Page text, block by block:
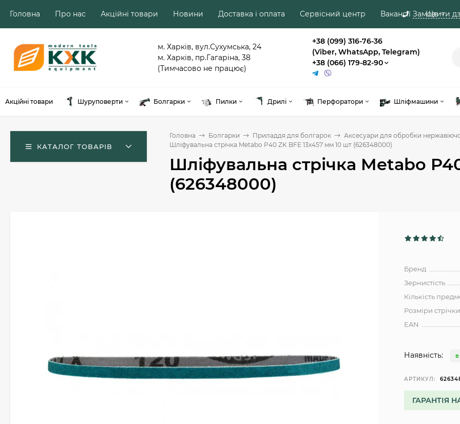
Замовити
Головна Про нас Акційні товари Новини Доставка і оплата Сервісний центр Вакансії Ще
м. Харків, вул.Сухумська, 24
м. Харків, пр.Гагаріна, 38
(Тимчасово не працює)
+38 (099) 316-76-36
(Viber, WhatsApp, Telegram)
+38 (066) 179-82-90
Акційні товари Шуруповерти Болгарки Пилки Дрилі Перфоратори Шліфмашини
КАТАЛОГ ТОВАРІВ
Головна Болгарки Приладдя для болгарок Аксесуари для обробки
Шліфувальна стрічка Metabo P40 ZK BFE 13x457 мм 10 шт (626348000)
Шліфувальна стрічка Metabo
(626348000)
Бренд
Зернистість
Кількість
Розміри стрічки
EAN
Наявність: В
АРТИКУЛ:
ГАРАНТІЯ